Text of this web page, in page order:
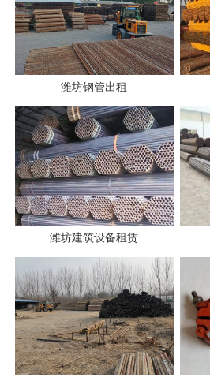
潍坊钢管出租
潍坊建筑设备租赁